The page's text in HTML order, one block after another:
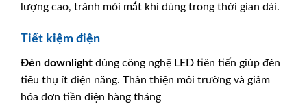
lượng cao, tránh mỏi mắt khi dùng trong thời gian dài.
Tiết kiệm điện
Đèn downlight dùng công nghệ LED tiên tiến giúp đèn
tiêu thụ ít điện năng. Thân thiện môi trường và giảm
hóa đơn tiền điện hàng tháng